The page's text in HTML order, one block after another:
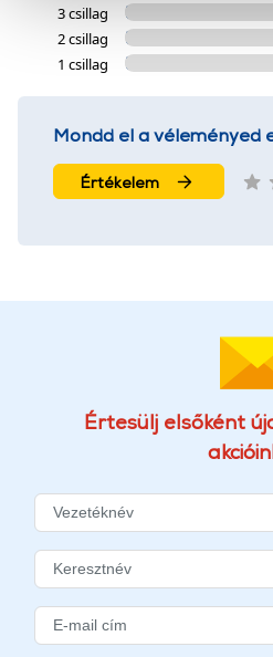
cookie-k
szolgáltatásaink
használatával Ön elfogadja a
3 csillag
2 csillag
1 csillag
Mondd el a véleményed
Értékelem
Értesülj elsőként